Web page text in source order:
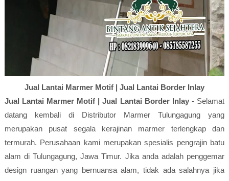
Jual Lantai Marmer Motif | Jual Lantai Border Inlay
Jual Lantai Marmer Motif | Jual Lantai Border Inlay- Selamat
datang kembali di Distributor Marmer Tulungagung yang
merupakan pusat segala kerajinan marmer terlengkap dan
termurah. Perusahaan kami merupakan spesialis pengrajin batu
alam di Tulungagung, Jawa Timur. Jika anda adalah penggemar
design ruangan yang bernuansa alam, tidak ada salahnya jika